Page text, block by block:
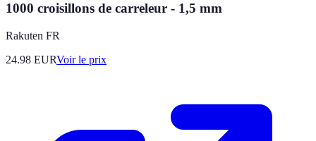
1000 croisillons de carreleur - 1,5 mm
Rakuten FR
24.98 EURVoir le prix